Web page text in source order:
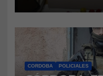
marihuana a
CORDOBA POLICIALES